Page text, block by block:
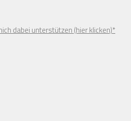
dabei unterstützen (hier klicken)*